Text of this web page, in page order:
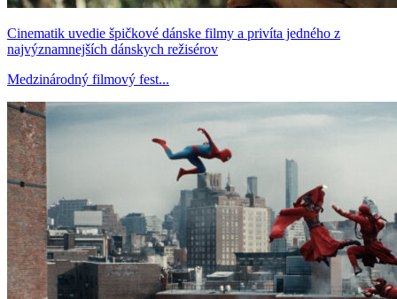
Cinematik uvedie špičkové dánske filmy a privíta jedného z
najvýznamnejších dánskych režisérov
Medzinárodný filmový fest...